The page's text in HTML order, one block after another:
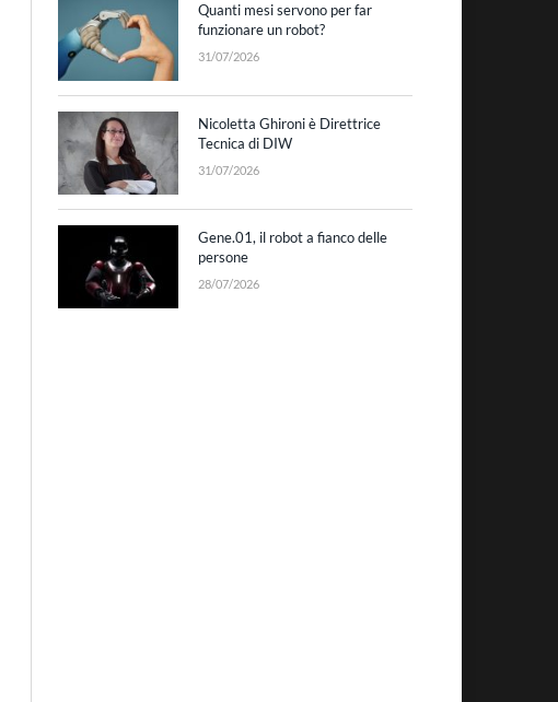
Quanti mesi servono per far
funzionare un robot?
31/07/2026
Nicoletta Ghironi è Direttrice
Tecnica di DIW
31/07/2026
Gene.01, il robot a fianco delle
persone
28/07/2026